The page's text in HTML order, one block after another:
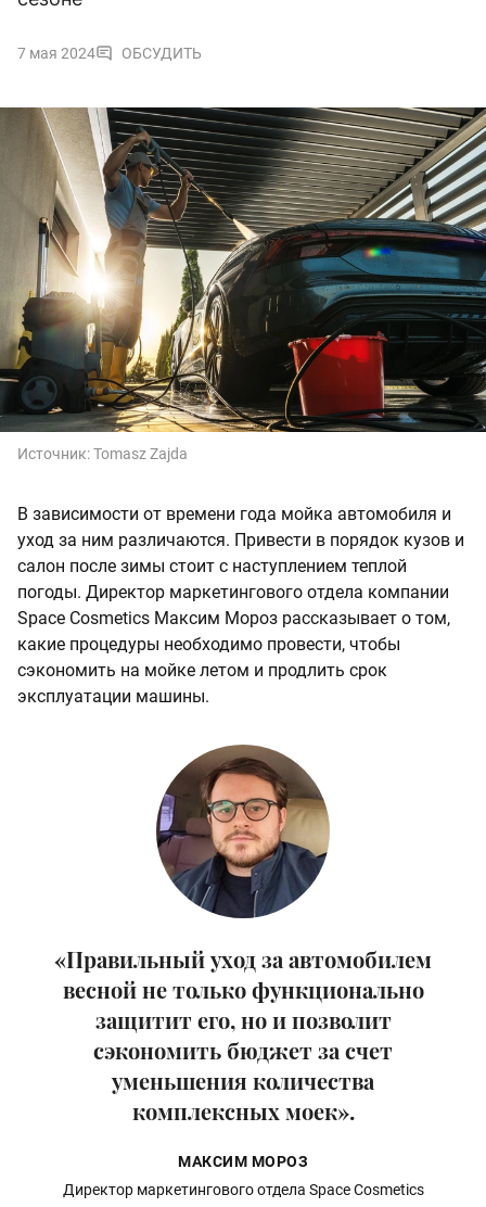
7 мая 2024 ОБСУДИТЬ
Источник:Tomasz Zajda
В зависимости от времени года мойка автомобиля и
уход за ним различаются. Привести в порядок кузов и
салон после зимы стоит с наступлением теплой
погоды. Директор маркетингового отдела компании
Space Cosmetics Максим Мороз рассказывает о том,
какие процедуры необходимо провести, чтобы
сэкономить на мойке летом и продлить срок
эксплуатации машины.
«Правильный уход за автомобилем
весной не только функционально
защитит его, но и позволит
сэкономить бюджет за счет
уменьшения количества
комплексных моек».
МАКСИМ МОРОЗ
Директор маркетингового отдела Space Cosmetics